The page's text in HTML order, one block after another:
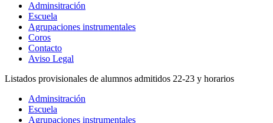
Adminsitración
Escuela
Agrupaciones instrumentales
Coros
Contacto
Aviso Legal
Listados provisionales de alumnos admitidos 22-23 y horarios
Adminsitración
Escuela
Agrupaciones instrumentales